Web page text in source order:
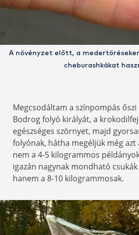
A növényzet előtt, a
cheburashkákat
Megcsodáltam a színpompás
Bodrog folyó királyát, a
egészséges szörnyet, majd
folyónak, hátha megéljük még
nem a 4-5 kilogrammos
igazán nagynak mondható
hanem a 8-10 kilogrammosak.